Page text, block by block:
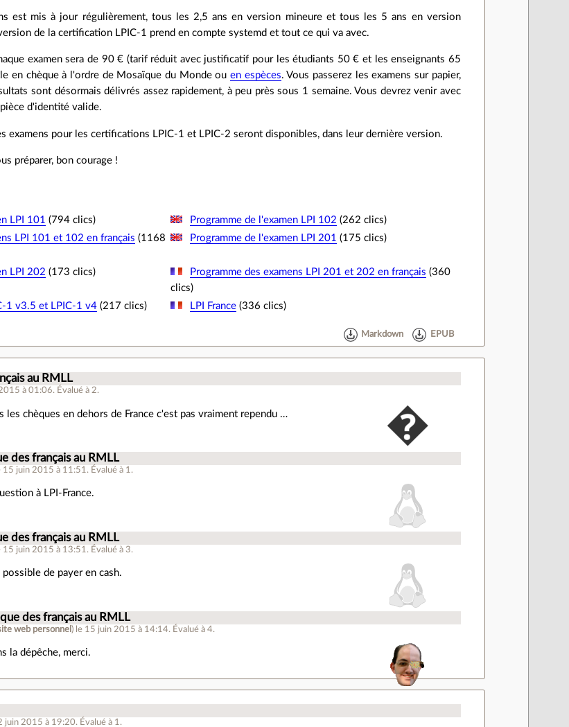
est mis à jour régulièrement, tous les 2,5 ans en version mineure et tous les 5 ans en version
de la certification LPIC-1 prend en compte systemd et tout ce qui va avec.
examen sera de 90 € (tarif réduit avec justificatif pour les étudiants 50 € et les enseignants 65
en chèque à l'ordre de Mosaïque du Monde ouen espèces. Vous passerez les examens sur papier,
sont désormais délivrés assez rapidement, à peu près sous 1 semaine. Vous devrez venir avec
d'identité valide.
examens pour les certifications LPIC-1 et LPIC-2 seront disponibles, dans leur dernière version.
préparer, bon courage !
LPI 101 (794 clics) Programme de l'examen LPI 102 (262 clics)
LPI 101 et 102 en français (1168
Programme de l'examen LPI 201 (175 clics)
LPI 202 (173 clics) Programme des examens LPI 201 et 202 en français (360
clics)
1 v3.5 et LPIC-1 v4(217 clics) LPI France (336 clics)
Markdown EPUB
au RMLL
à 01:06. Évalué à 2.
les chèques en dehors de France c'est pas vraiment rependu …
des français au RMLL
15 juin 2015 à 11:51 . Évalué à 1 .
à LPI-France.
des français au RMLL
15 juin 2015 à 13:51 . Évalué à 3.
de payer en cash.
des français au RMLL
web personnel ) le 15 juin 2015 à 14:14. Évalué à4.
la dépêche, merci.
juin 2015 à 19:20. Évalué à 1 .